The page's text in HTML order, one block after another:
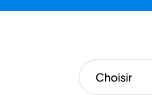
Choisir